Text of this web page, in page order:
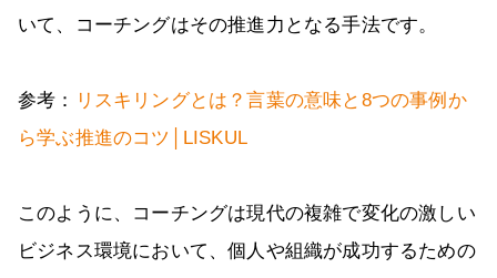
いて、コーチングはその推進力となる手法です。
参考：
リスキリングとは？言葉の意味と8つの事例か
ら学ぶ推進のコツ│LISKUL
このように、コーチングは現代の複雑で変化の激しい
ビジネス環境において、個人や組織が成功するための